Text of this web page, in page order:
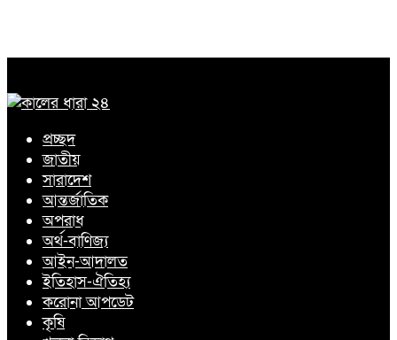
প্রচ্ছদ
জাতীয়
সারাদেশ
আন্তর্জাতিক
অপরাধ
অর্থ-বাণিজ্য
আইন-আদালত
ইতিহাস-ঐতিহ্য
করোনা আপডেট
কৃষি